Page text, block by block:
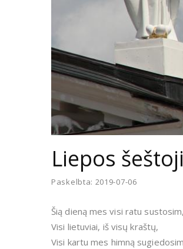
Liepos
Paskelbta: 2019-07-06
Šią dieną mes visi ratu sustosim,
Visi lietuviai, iš visų kraštų,
Visi kartu mes himną sugiedosim